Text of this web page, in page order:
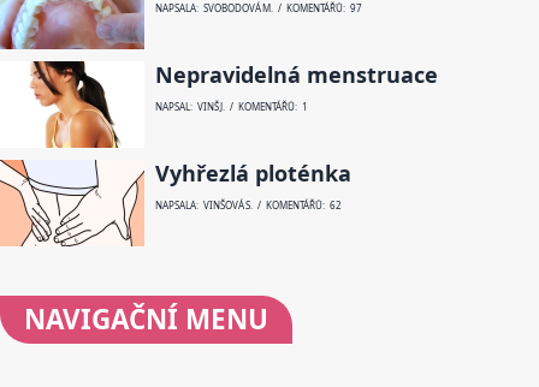
NAPSALA: SVOBODOVÁ M. / KOMENTÁŘŮ: 97
Nepravidelná menstruace
NAPSAL: VINŠ J. / KOMENTÁŘŮ: 1
Vyhřezlá ploténka
NAPSALA: VINŠOVÁ S. / KOMENTÁŘŮ: 62
NAVIGAČNÍ MENU